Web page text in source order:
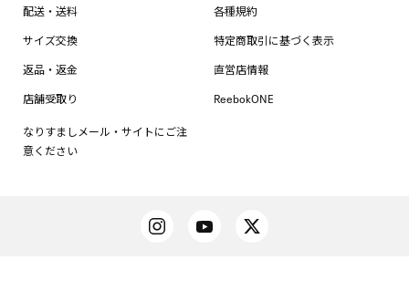
配送・送料
サイズ交換
返品・返金
店舗受取り
なりすましメール・サイトにご注
意ください
各種規約
特定商取引に基づく表示
直営店情報
ReebokONE